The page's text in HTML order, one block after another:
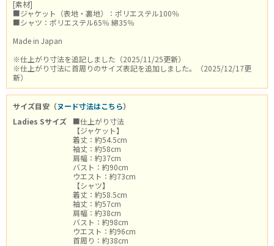
[素材]
■ジャケット（表地・裏地）：ポリエステル100％
■シャツ：ポリエステル65％ 綿35％
Made in Japan
※仕上がり寸法を追記しました（2025/11/25更新）
※仕上がり寸法に首周りのサイズ表記を追加しました。（2025/12/17更
新）
サイズ目安（ヌード寸法はこちら）
Ladies Sサイズ
■仕上がり寸法
【ジャケット】
着丈：約54.5cm
袖丈：約58cm
肩幅：約37cm
バスト：約90cm
ウエスト：約73cm
【シャツ】
着丈：約58.5cm
袖丈：約57cm
肩幅：約38cm
バスト：約98cm
ウエスト：約96cm
首周り：約38cm